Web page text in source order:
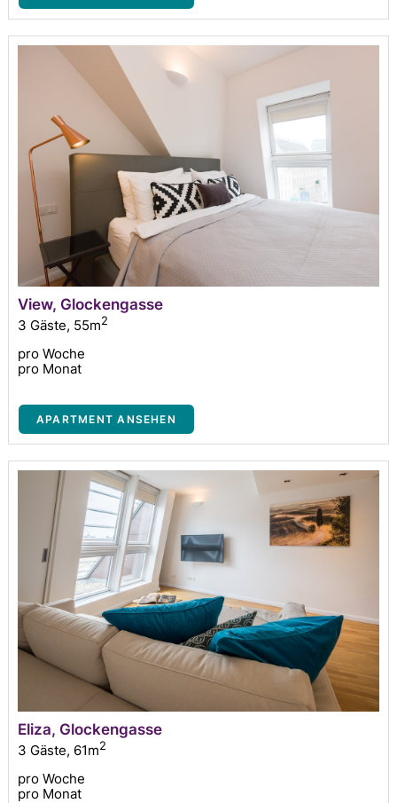
View, Glockengasse
3 Gäste, 55m2
pro Woche
pro Monat
APARTMENT ANSEHEN
Eliza, Glockengasse
3 Gäste, 61m2
pro Woche
pro Monat